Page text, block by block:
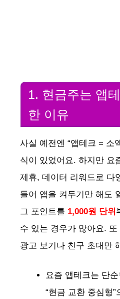
1. 현금주는 앱
한 이유
사실 예전엔 “앱테크 = 소
식이 있었어요. 하지만 요
제휴, 데이터 리워드로 다
들어 앱을 켜두기만 해도
그 포인트를 1,000원 단위
수 있는 경우가 많아요. 또
광고 보기나 친구 초대만
요즘 앱테크는 단
“현금 교환 중심형”